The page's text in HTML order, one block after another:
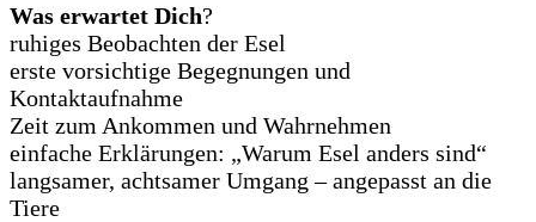
Was erwartet Dich?
ruhiges Beobachten der Esel
erste vorsichtige Begegnungen und
Kontaktaufnahme
Zeit zum Ankommen und Wahrnehmen
einfache Erklärungen: „Warum Esel anders sind“
langsamer, achtsamer Umgang – angepasst an die
Tiere